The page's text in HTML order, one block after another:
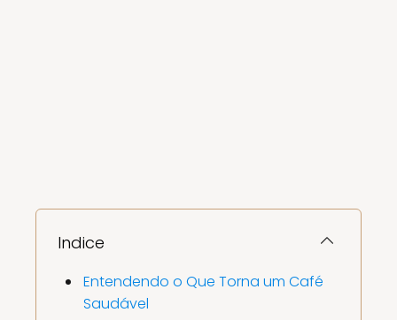
Indice
Entendendo o Que Torna um Café
Saudável